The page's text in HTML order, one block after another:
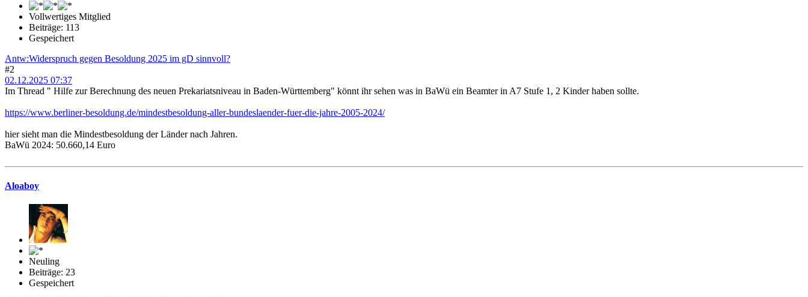
Vollwertiges Mitglied
Beiträge: 113
Gespeichert
Antw:Widerspruch gegen Besoldung 2025 im gD sinnvoll?
#2
02.12.2025 07:37
Im Thread " Hilfe zur Berechnung des neuen Prekariatsniveau in Baden-Württemberg" könnt ihr sehen was in BaWü ein Beamter in A7 Stufe 1, 2 Kinder haben sollte.
https://www.berliner-besoldung.de/mindestbesoldung-aller-bundeslaender-fuer-die-jahre-2005-2024/
hier sieht man die Mindestbesoldung der Länder nach Jahren.
BaWü 2024: 50.660,14 Euro
Aloaboy
Neuling
Beiträge: 23
Gespeichert